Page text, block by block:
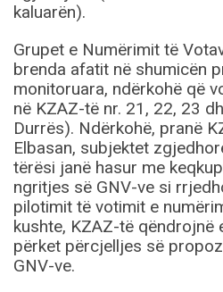
kaluarën).
Grupet e Numërimit të
brenda afatit në shumicën
monitoruara, ndërkohë që
në KZAZ-të nr. 21, 22, 23
Durrës). Ndërkohë, pranë
Elbasan, subjektet
tërësi janë hasur me
ngritjes së GNV-ve si
pilotimit të votimit e
kushte, KZAZ-të qëndrojnë
përket përcjelljes së
GNV-ve.